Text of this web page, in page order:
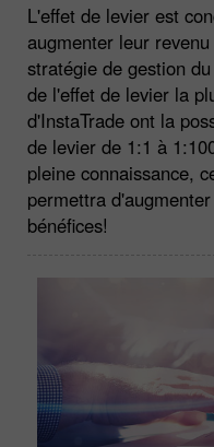
L'effet de levier est
augmenter leur
stratégie de gestion
de l'effet de levier la
d'InstaTrade ont la
de levier de 1:1 à
pleine connaissance,
permettra
bénéfices!